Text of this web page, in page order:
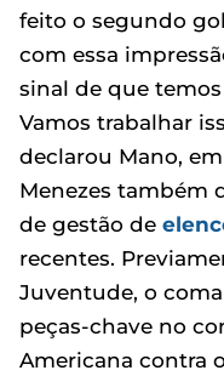
feito o segundo
com essa
sinal de que
Vamos trabalhar
declarou Mano,
Menezes também
de gestão de
recentes.
Juventude, o
peças-chave no
Americana contra